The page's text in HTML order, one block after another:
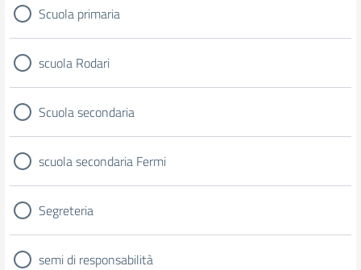
Scuola primaria
scuola Rodari
Scuola secondaria
scuola secondaria Fermi
Segreteria
semi di responsabilità